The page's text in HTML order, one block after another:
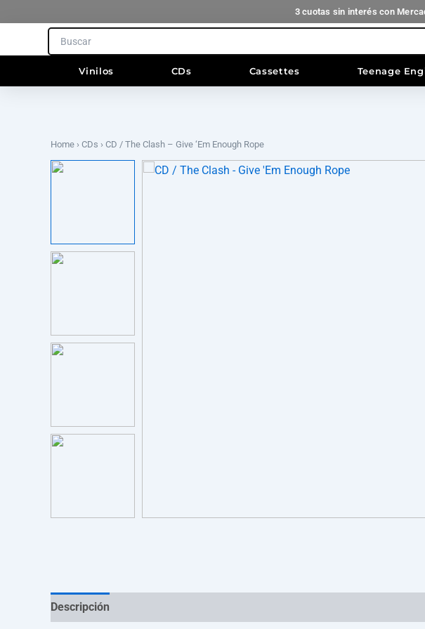
3 cuotas sin interés con
al
Vinilos CDs Cassettes Teenage
Search
Home › CDs › CD / The Clash – Give ‘Em Enough Rope
Descripción